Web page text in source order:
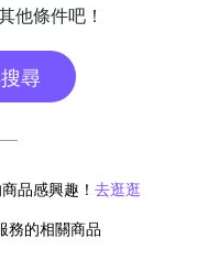
他條件吧！
尋
品感興趣！ 去逛逛
務的相關商品